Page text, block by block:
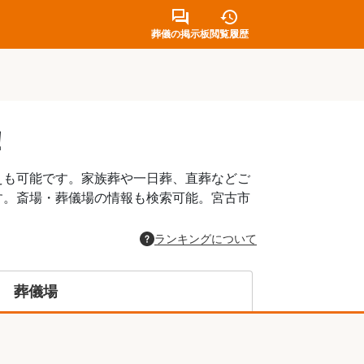
葬儀の掲示板閲覧履歴
可能です。家族葬や一日葬、直葬などご
斎場・葬儀場の情報も検索可能。宮古市
ランキングについて
葬儀場